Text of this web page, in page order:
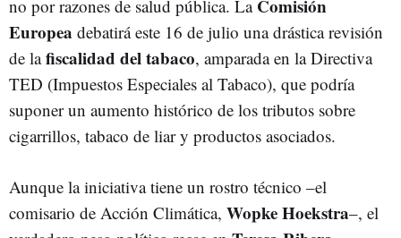
no por razones de salud pública. La Comisión
Europea debatirá este 16 de julio una drástica revisión
de lafiscalidad del tabaco, amparada en la Directiva
TED (Impuestos Especiales al Tabaco), que podría
suponer un aumento histórico de los tributos sobre
cigarrillos, tabaco de liar y productos asociados.
Aunque la iniciativa tiene un rostro técnico –el
comisario de Acción Climática, Wopke Hoekstra–, el